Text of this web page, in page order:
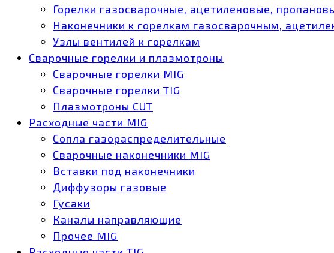
Горелки газосварочные, ацетиленовые,
Наконечники к горелкам газосварочным,
Узлы вентилей к горелкам
Сварочные горелки и плазмотроны
Сварочные горелки MIG
Сварочные горелки TIG
Плазмотроны CUT
Расходные части MIG
Сопла газораспределительные
Сварочные наконечники MIG
Вставки под наконечники
Диффузоры газовые
Гусаки
Каналы направляющие
Прочее MIG